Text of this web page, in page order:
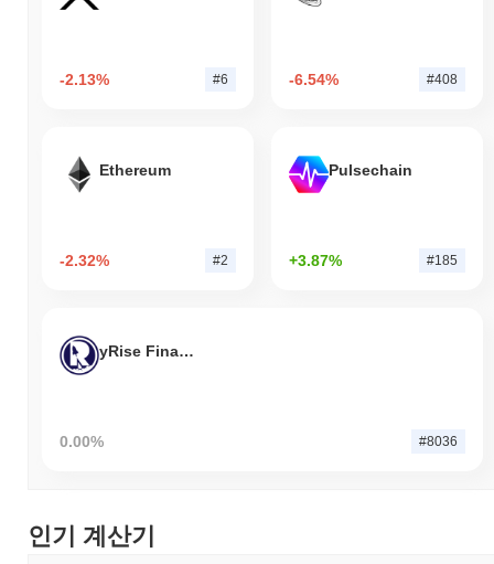
-2.13% #6 -6.54% #408
Ethereum
-2.32% #2
Pulsechain
+3.87% #185
yRise Finance
0.00% #8036
인기 계산기